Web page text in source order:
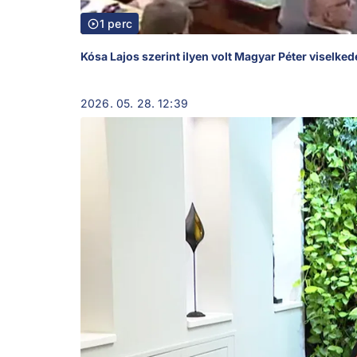
1 perc
Kósa Lajos szerint ilyen volt Magyar Péter
2026. 05. 28. 12:39